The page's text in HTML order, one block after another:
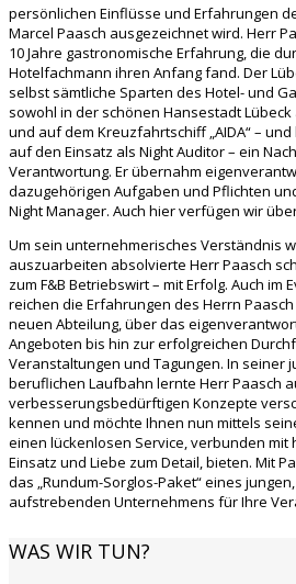
persönlichen Einflüsse und Erfahrungen
Marcel Paasch ausgezeichnet wird. Herr
10 Jahre gastronomische Erfahrung, die
Hotelfachmann ihren Anfang fand. Der
selbst sämtliche Sparten des Hotel- und
sowohl in der schönen Hansestadt
und auf dem Kreuzfahrtschiff „AIDA“ –
auf den Einsatz als Night Auditor – ein
Verantwortung. Er übernahm
dazugehörigen Aufgaben und Pflichten
Night Manager. Auch hier verfügen wir
Um sein unternehmerisches Verständnis
auszuarbeiten absolvierte Herr Paasch
zum F&B Betriebswirt – mit Erfolg. Auch im
reichen die Erfahrungen des Herrn
neuen Abteilung, über das
Angeboten bis hin zur erfolgreichen
Veranstaltungen und Tagungen. In seiner
beruflichen Laufbahn lernte Herr Paasch
verbesserungsbedürftigen Konzepte
kennen und möchte Ihnen nun mittels
einen lückenlosen Service, verbunden mit
Einsatz und Liebe zum Detail, bieten. Mit
das „Rundum-Sorglos-Paket“ eines
aufstrebenden Unternehmens für Ihre
WAS WIR TUN?